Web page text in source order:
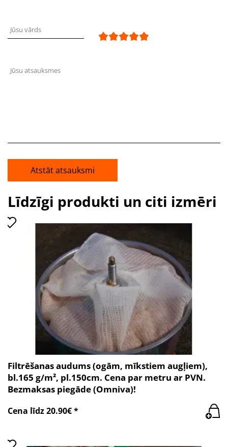
Jūsu vārds
Jūsu atsauksmes
Atstāt atsauksmi
Līdzīgi produkti un citi izmēri
Filtrēšanas audums (ogām, mīkstiem augļiem),
bl.165 g/m², pl.150cm. Cena par metru ar PVN.
Bezmaksas piegāde (Omniva)!
Cena līdz 20.90€ *